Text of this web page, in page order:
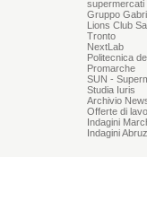
supermercati
Gruppo
Lions Club
Tronto
NextLab
Politecnica
Promarche
SUN -
Studia Iuris
Archivio
Offerte di
Indagini
Indagini